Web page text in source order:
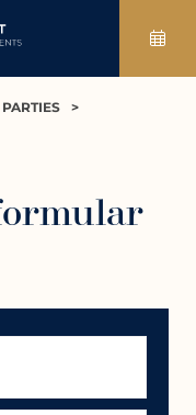
>